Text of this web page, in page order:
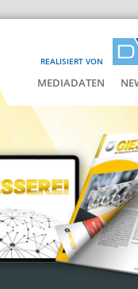
REALISIERT VON
MEDIADATEN